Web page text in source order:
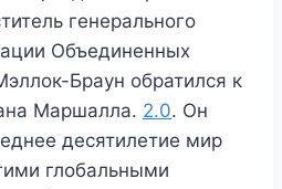
генерального
Объединенных
Браун обратился к
Маршалла. 2.0. Он
десятилетие мир
глобальными